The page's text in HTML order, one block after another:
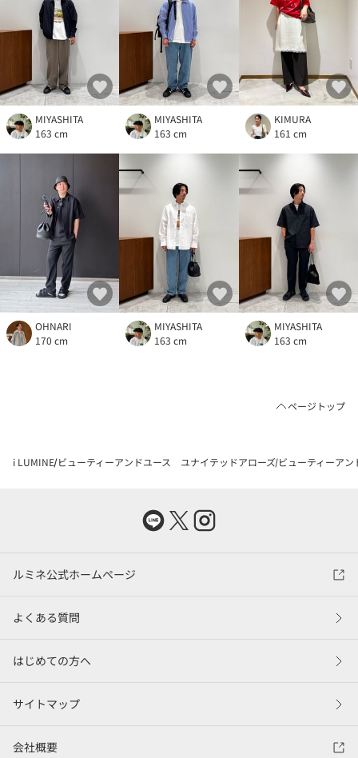
MIYASHITA
163 cm
MIYASHITA
163 cm
KIMURA
161 cm
OHNARI
170 cm
MIYASHITA
163 cm
MIYASHITA
163 cm
ページトップ
i LUMINE ビューティーアンドユース ユナイテッドアローズ ビューティーア
ルミネ公式ホームページ
よくある質問
はじめての方へ
サイトマップ
会社概要